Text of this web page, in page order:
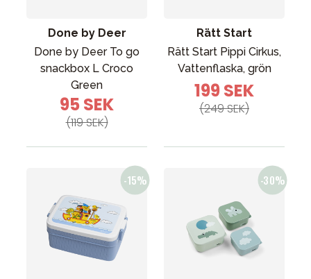
Done by Deer
Done by Deer To go
snackbox L Croco
Green
95 SEK
(119 SEK)
Rätt Start
Rätt Start Pippi Cirkus,
Vattenflaska, grön
199 SEK
(249 SEK)